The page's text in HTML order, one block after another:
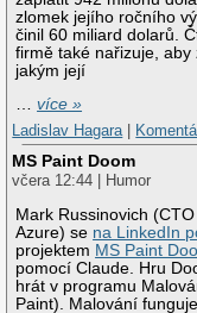
zlomek jejího ročního
činil 60 miliard dolarů.
firmě také nařizuje, aby
jakým její
…více »
Ladislav Hagara
MS Paint Doom
včera 12:44 | Humor
Mark Russinovich
Azure) se na LinkedIn
projektem MS Paint
pomocí Claude. Hru
hrát v programu
Paint). Malování